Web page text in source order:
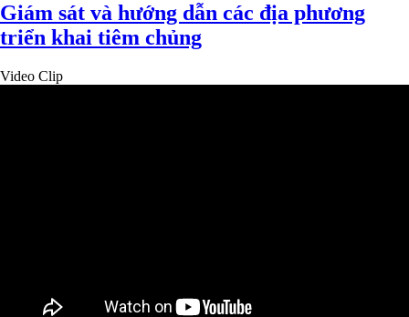
Giám sát và hướng dẫn các địa phương
triển khai tiêm chủng
Video Clip